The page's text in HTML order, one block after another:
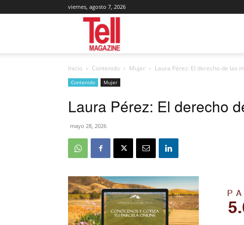
viernes, agosto 7, 2026
Magazine
Inicio Contenido Mujer Laura Pérez: El derecho de las
Contenido Mujer
Laura Pérez: El derecho
mayo 28, 2026